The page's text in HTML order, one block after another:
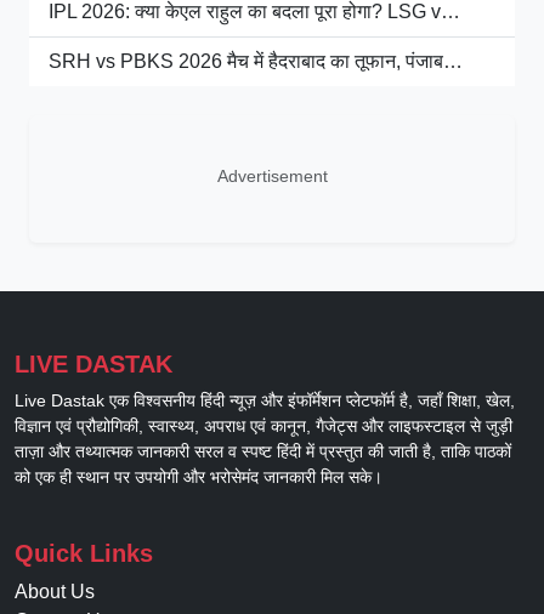
IPL 2026: क्या केएल राहुल का बदला पूरा होगा? LSG v…
SRH vs PBKS 2026 मैच में हैदराबाद का तूफान, पंजाब…
Advertisement
LIVE DASTAK
Live Dastak एक विश्वसनीय हिंदी न्यूज़ और इंफॉर्मेशन प्लेटफॉर्म है, जहाँ शिक्षा, खेल,
विज्ञान एवं प्रौद्योगिकी, स्वास्थ्य, अपराध एवं कानून, गैजेट्स और लाइफस्टाइल से जुड़ी
ताज़ा और तथ्यात्मक जानकारी सरल व स्पष्ट हिंदी में प्रस्तुत की जाती है, ताकि पाठकों
को एक ही स्थान पर उपयोगी और भरोसेमंद जानकारी मिल सके।
Quick Links
About Us